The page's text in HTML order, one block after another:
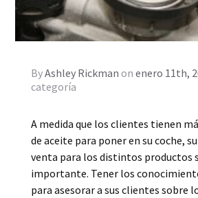
ByAshley Rickman on enero 11th,
categoría
A medida que los clientes tienen
de aceite para poner en su coche,
venta para los distintos productos
importante. Tener los
para asesorar a sus clientes sobre